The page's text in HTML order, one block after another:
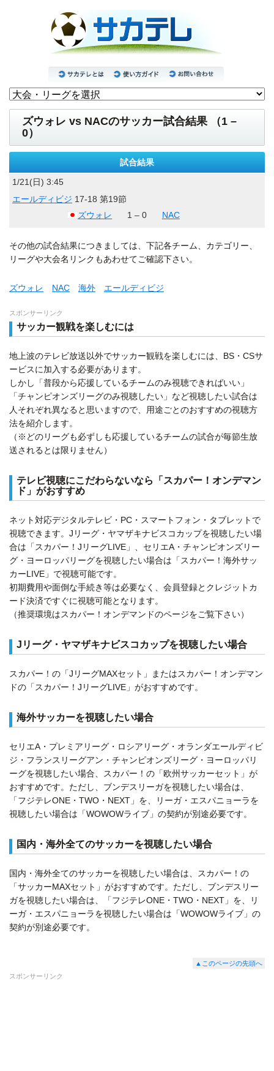
ズウォレ vs NACのサッカー試合結果 （1 –
0）
試合結果
1/21(日) 3:45
エールディビジ 17-18 第19節
ズウォレ
1 – 0 NAC
その他の試合結果につきましては、下記各チーム、カテゴリー、
リーグや大会名リンクもあわせてご確認下さい。
ズウォレ NAC 海外 エールディビジ
スポンサーリンク
サッカー観戦を楽しむには
地上波のテレビ放送以外でサッカー観戦を楽しむには、BS・CSサ
ービスに加入する必要があります。
しかし「普段から応援しているチームのみ視聴できればいい」
「チャンピオンズリーグのみ視聴したい」など視聴したい試合は
人それぞれ異なると思いますので、用途ごとのおすすめの視聴方
法を紹介します。
（※どのリーグも必ずしも応援しているチームの試合が毎節生放
送されるとは限りません）
テレビ視聴にこだわらないなら「スカパー！オンデマン
ド」がおすすめ
ネット対応デジタルテレビ・PC・スマートフォン・タブレットで
視聴できます。Jリーグ・ヤマザキナビスコカップを視聴したい場
合は「スカパー！JリーグLIVE」、セリエA・チャンピオンズリー
グ・ヨーロッパリーグを視聴したい場合は「スカパー！海外サッ
カーLIVE」で視聴可能です。
初期費用や面倒な手続き等は必要なく、会員登録とクレジットカ
ード決済ですぐに視聴可能となります。
（推奨環境はスカパー！オンデマンドのページをご覧下さい）
Jリーグ・ヤマザキナビスコカップを視聴したい場合
スカパー！の「JリーグMAXセット」またはスカパー！オンデマン
ドの「スカパー！JリーグLIVE」がおすすめです。
海外サッカーを視聴したい場合
セリエA・プレミアリーグ・ロシアリーグ・オランダエールディビ
ジ・フランスリーグアン・チャンピオンズリーグ・ヨーロッパリ
ーグを視聴したい場合、スカパー！の「欧州サッカーセット」が
おすすめです。ただし、ブンデスリーガを視聴したい場合は、
「フジテレONE・TWO・NEXT」を、リーガ・エスパニョーラを
視聴したい場合は「WOWOWライブ」の契約が別途必要です。
国内・海外全てのサッカーを視聴したい場合
国内・海外全てのサッカーを視聴したい場合は、スカパー！の
「サッカーMAXセット」がおすすめです。ただし、ブンデスリー
ガを視聴したい場合は、「フジテレONE・TWO・NEXT」を、リ
ーガ・エスパニョーラを視聴したい場合は「WOWOWライブ」の
契約が別途必要です。
▲このページの先頭へ
スポンサーリンク